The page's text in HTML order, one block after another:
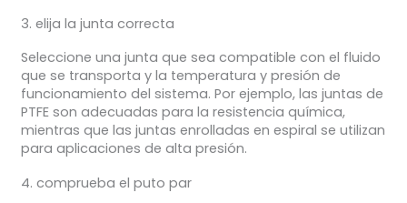
3. elija la junta correcta
Seleccione una junta que sea compatible con el fluido
que se transporta y la temperatura y presión de
funcionamiento del sistema. Por ejemplo, las juntas de
PTFE son adecuadas para la resistencia química,
mientras que las juntas enrolladas en espiral se utilizan
para aplicaciones de alta presión.
4. comprueba el puto par